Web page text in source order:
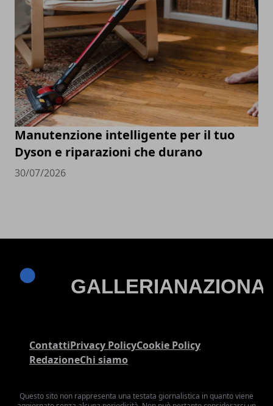
Manutenzione intelligente per il tuo
Dyson e riparazioni che durano
30/07/2026
ContattiPrivacy PolicyCookie Policy
RedazioneChi siamo
Questo sito non rappresenta una testata giornalistica in quanto viene